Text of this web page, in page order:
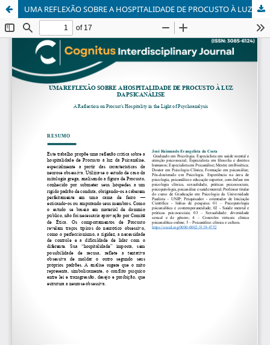
UMA REFLEXÃO SOBRE A HOSPITALIDADE DE PROCUSTO À LUZ DA PSICANÁLISEA